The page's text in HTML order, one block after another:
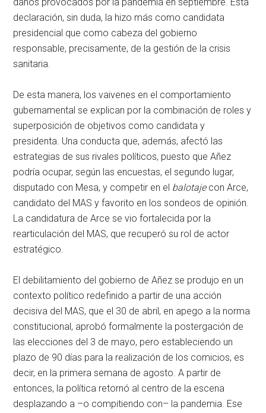
declaración, sin duda, la hizo más como candidata
presidencial que como cabeza del gobierno
responsable, precisamente, de la gestión de la crisis
sanitaria.
De esta manera, los vaivenes en el comportamiento
gubernamental se explican por la combinación de roles y
superposición de objetivos como candidata y
presidenta. Una conducta que, además, afectó las
estrategias de sus rivales políticos, puesto que Añez
podría ocupar, según las encuestas, el segundo lugar,
disputado con Mesa, y competir en el balotajecon Arce,
candidato del MAS y favorito en los sondeos de opinión.
La candidatura de Arce se vio fortalecida por la
rearticulación del MAS, que recuperó su rol de actor
estratégico.
El debilitamiento del gobierno de Añez se produjo en un
contexto político redefinido a partir de una acción
decisiva del MAS, que el 30 de abril, en apego a la norma
constitucional, aprobó formalmente la postergación de
las elecciones del 3 de mayo, pero estableciendo un
plazo de 90 días para la realización de los comicios, es
decir, en la primera semana de agosto. A partir de
entonces, la política retornó al centro de la escena
desplazando a –o compitiendo con– la pandemia. Ese